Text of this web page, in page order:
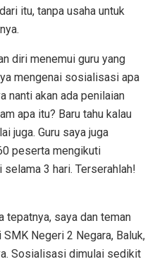
itu, tanpa usaha untuk
diri menemui guru yang
mengenai sosialisasi apa
nanti akan ada penilaian
apa itu? Baru tahu kalau
juga. Guru saya juga
peserta mengikuti
3 hari. Terserahlah!
tepatnya, saya dan teman
Negeri 2 Negara, Baluk,
Sosialisasi dimulai sedikit